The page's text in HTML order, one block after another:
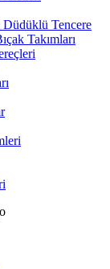
Tencere
Takımları